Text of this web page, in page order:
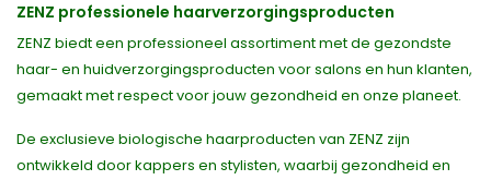
ZENZ professionele haarverzorgingsproducten
ZENZ biedt een professioneel assortiment met de gezondste
haar- en huidverzorgingsproducten voor salons en hun klanten,
gemaakt met respect voor jouw gezondheid en onze planeet.
De exclusieve biologische haarproducten van ZENZ zijn
ontwikkeld door kappers en stylisten, waarbij gezondheid en